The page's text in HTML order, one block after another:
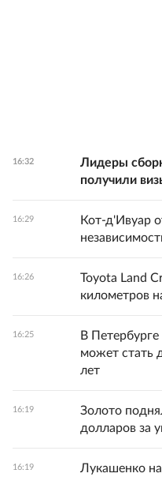
16:32
Лидеры
получили
16:29
Кот-д'Ивуар
16:26
Toyota Land
километров
16:25
В
может стать
лет
16:19
Золото
долларов за
16:19
Лукашенко